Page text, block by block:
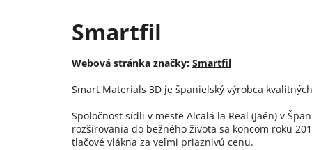
Smartfil
Webová stránka značky: Smartfil
Smart Materials 3D je španielský výrobca
Spoločnosť sídli v meste Alcalá la Real (Jaén) v
rozširovania do bežného života sa koncom roku
tlačové vlákna za veľmi priaznivú cenu.